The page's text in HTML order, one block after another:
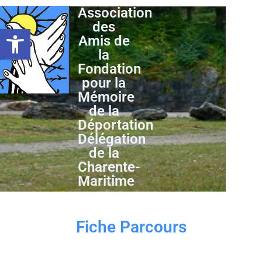
Ouvrir la barre d’outils
Association
des
Amis de
la
Fondation
pour la
Mémoire
de la
Déportation
Délégation
de la
Charente-
Maritime
Fiche Parcours